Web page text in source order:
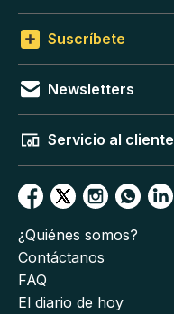
Suscríbete
Newsletters
Servicio al cliente
¿Quiénes somos?
Contáctanos
FAQ
El diario de hoy